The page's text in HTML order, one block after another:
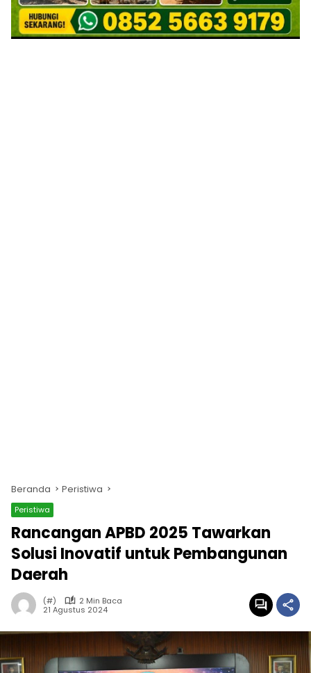
Beranda Peristiwa
Peristiwa
Rancangan APBD 2025 Tawarkan
Solusi Inovatif untuk Pembangunan
Daerah
(#)
2 Min Baca
21 Agustus 2024